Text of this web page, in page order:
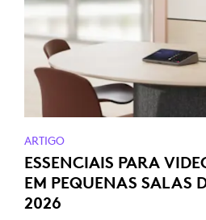
ARTIGO
ESSENCIAIS PARA
EM PEQUENAS SALAS
2026